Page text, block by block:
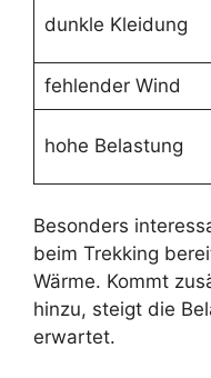
dunkle Kleidung
fehlender Wind
hohe Belastung
Besonders
beim Trekking
Wärme. Kommt
hinzu, steigt die
erwartet.